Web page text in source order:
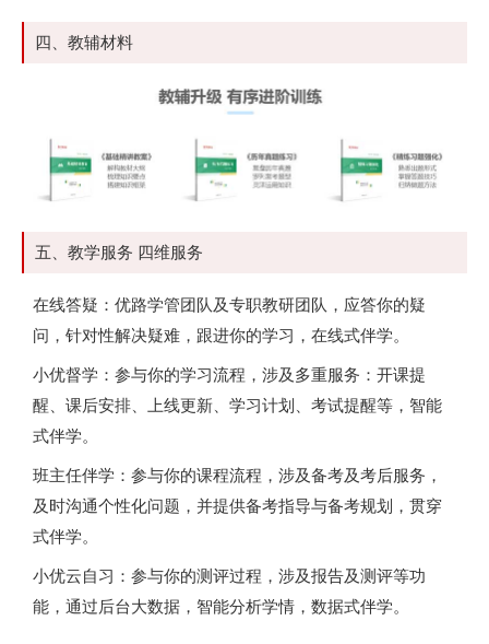
四、教辅材料
五、教学服务 四维服务
在线答疑：优路学管团队及专职教研团队，应答你的疑
问，针对性解决疑难，跟进你的学习，在线式伴学。
小优督学：参与你的学习流程，涉及多重服务：开课提
醒、课后安排、上线更新、学习计划、考试提醒等，智能
式伴学。
班主任伴学：参与你的课程流程，涉及备考及考后服务，
及时沟通个性化问题，并提供备考指导与备考规划，贯穿
式伴学。
小优云自习：参与你的测评过程，涉及报告及测评等功
能，通过后台大数据，智能分析学情，数据式伴学。